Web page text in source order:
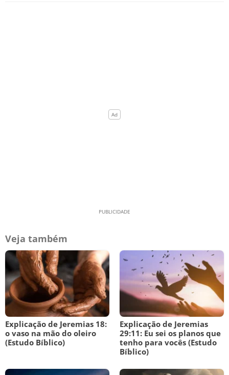
Veja também
Explicação de Jeremias 18:
o vaso na mão do oleiro
(Estudo Bíblico)
Explicação de Jeremias
29:11: Eu sei os planos que
tenho para vocês (Estudo
Bíblico)